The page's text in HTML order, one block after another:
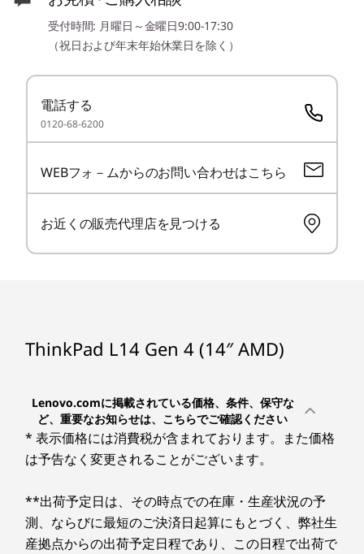
ことができます。
メモリースロット数
光学ドライブ
ディスプレイ*
14.0型 HD TN液晶 (1366 x 768)、光沢なし
USB Type-C 3.2 Gen 2 x2
USB 3.2 Gen 1 (Powered USB) x1
USB 3.2 Gen 1 x1
HDMI
RJ-45
ワイヤレスWAN*
5- USB Type-C 3.2 Gen1
HDMI
USB 3.2 Gen1
マイクロホン/ヘッドホン・コンボ・ジャック
受付時間: 月曜日～金曜日9:00-17:30
（祝日および年末年始休業日を除く）
電話する
0120-68-6200
WEBフォ－ムからのお問い合わせはこちら
お近くの販売代理店を見つける
ThinkPad L14 Gen 4 (14″ AMD)
Lenovo.comに掲載されている価格、条件、保守な
ど、重要なお知らせは、こちらでご確認ください
* 表示価格には消費税が含まれております。また価格
は予告なく変更されることがございます。
**出荷予定日は、その時点での在庫・生産状況の予
測、ならびに最短のご決済日起算にもとづく、弊社生
産拠点からの出荷予定日程であり、この日程で出荷で